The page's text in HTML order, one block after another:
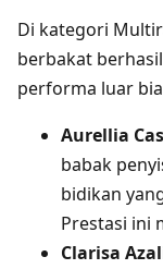
Di kategori
berbakat
performa luar
Aurellia
babak
bidikan
Prestasi ini
Clarisa